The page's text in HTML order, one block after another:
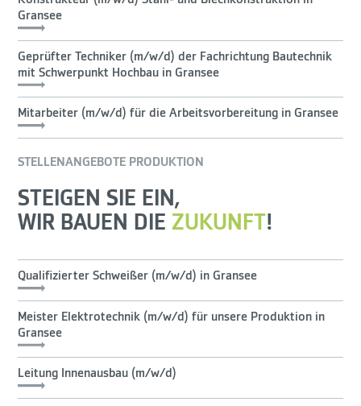
Gransee
Geprüfter Techniker (m/w/d) der Fachrichtung Bautechnik
mit Schwerpunkt Hochbau in Gransee
Mitarbeiter (m/w/d) für die Arbeitsvorbereitung in Gransee
STELLENANGEBOTE PRODUKTION
STEIGEN SIE EIN,
WIR BAUEN DIE ZUKUNFT!
Qualifizierter Schweißer (m/w/d) in Gransee
Meister Elektrotechnik (m/w/d) für unsere Produktion in
Gransee
Leitung Innenausbau (m/w/d)